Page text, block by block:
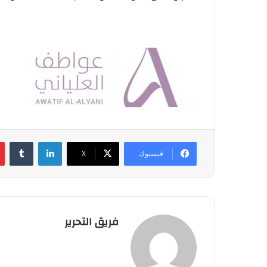
فيسبوك ‫X
لينكدإن
فريق التحرير